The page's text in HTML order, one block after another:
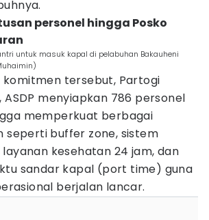
personel hingga Posko
untuk masuk kapal di pelabuhan Bakauheni
komitmen tersebut, Partogi
menyiapkan 786 personel
memperkuat berbagai
seperti buffer zone, sistem
layanan kesehatan 24 jam, dan
sandar kapal (port time) guna
berjalan lancar.